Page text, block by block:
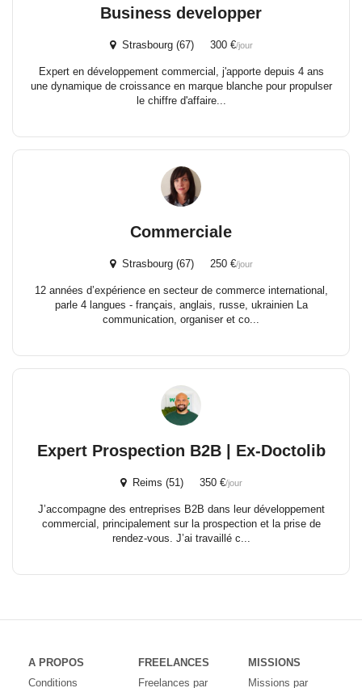
Business developper
Strasbourg (67) 300 €/jour
Expert en développement commercial, j'apporte depuis 4 ans
une dynamique de croissance en marque blanche pour propulser
le chiffre d'affaire...
Commerciale
Strasbourg (67) 250 €/jour
12 années d’expérience en secteur de commerce international,
parle 4 langues - français, anglais, russe, ukrainien La
communication, organiser et co...
Expert Prospection B2B | Ex-Doctolib
Reims (51) 350 €/jour
J’accompagne des entreprises B2B dans leur développement
commercial, principalement sur la prospection et la prise de
rendez-vous. J’ai travaillé c...
A PROPOS
Conditions
FREELANCES
Freelances par
MISSIONS
Missions par